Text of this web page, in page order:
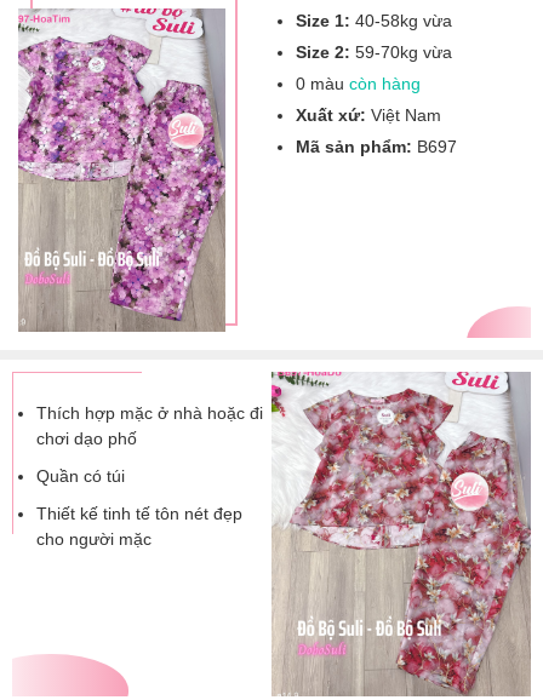
Size 1: 40-58kg vừa
Size 2: 59-70kg vừa
0 màu còn hàng
Xuất xứ: Việt Nam
Mã sản phẩm: B697
Thích hợp mặc ở nhà hoặc đi
chơi dạo phố
Quần có túi
Thiết kế tinh tế tôn nét đẹp
cho người mặc